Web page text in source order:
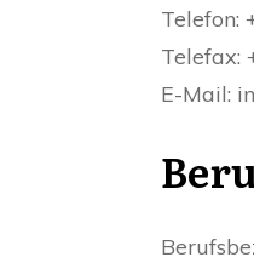
Telefon:
Telefax:
E-Mail: